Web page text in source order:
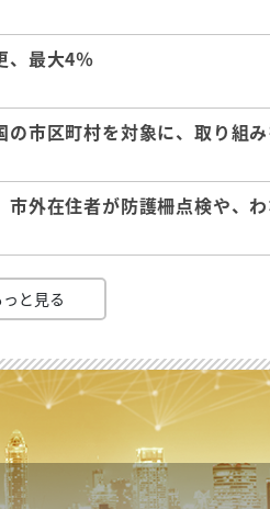
、最大4％
市区町村を対象に、取り組み
外在住者が防護柵点検や、
っと見る